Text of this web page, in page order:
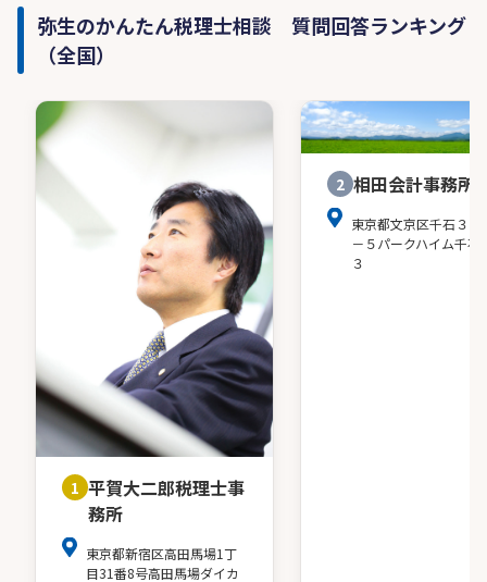
弥生のかんたん税理士相談 質問回答ランキング
（全国）
1 平賀大二郎税理士事
務所
東京都新宿区高田馬場1丁
目31番8号高田馬場ダイカ
2 相田会計事務所
東京都文京区千石３－
－５パークハイム千石
３